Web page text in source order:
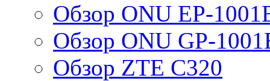
Обзор ONU EP-
Обзор ONU GP-
Обзор ZTE C320